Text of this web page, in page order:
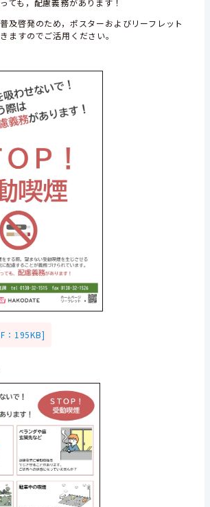
及啓発のため，ポスターおよびリーフレット
ますのでご活用ください。
：195KB]